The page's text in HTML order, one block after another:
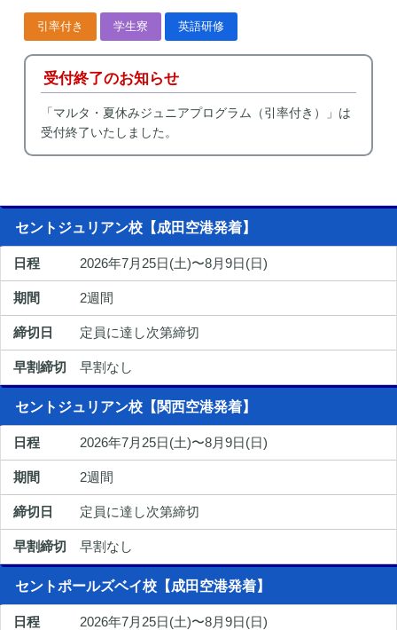
引率付き 学生寮 英語研修
受付終了のお知らせ
「マルタ・夏休みジュニアプログラム（引率付き）」は
受付終了いたしました。
セントジュリアン校【成田空港発着】
2026年7月25日(土)〜8月9日(日)
2週間
定員に達し次第締切
早割なし
セントジュリアン校【関西空港発着】
2026年7月25日(土)〜8月9日(日)
2週間
定員に達し次第締切
早割なし
セントポールズベイ校【成田空港発着】
2026年7月25日(土)〜8月9日(日)